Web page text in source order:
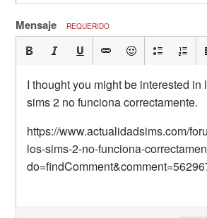
Mensaje REQUERIDO
I thought you might be interested in
sims 2 no funciona correctamente.
https://www.actualidadsims.com/
los-sims-2-no-funciona-